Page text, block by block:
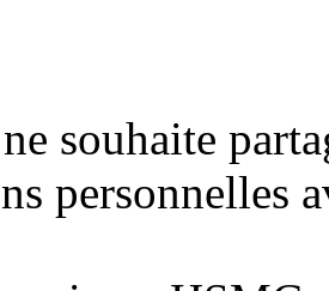
souhaite
personnelles